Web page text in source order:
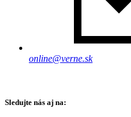
online@verne.sk
Sledujte nás aj na: